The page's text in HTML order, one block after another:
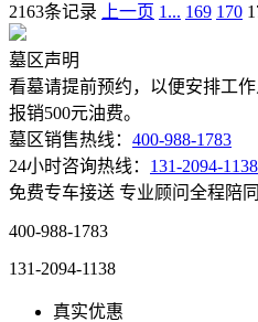
2163条记录 上一页 1... 169 170
墓区声明
看墓请提前预约，以便安排工
报销500元油费。
墓区销售热线： 400-988-1783
24小时咨询热线： 131-2094-1138
免费专车接送 专业顾问全程陪同
400-988-1783
131-2094-1138
真实优惠